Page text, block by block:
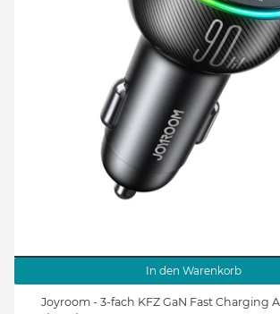
In den Warenkorb
Joyroom - 3-fach KFZ GaN Fast Charging